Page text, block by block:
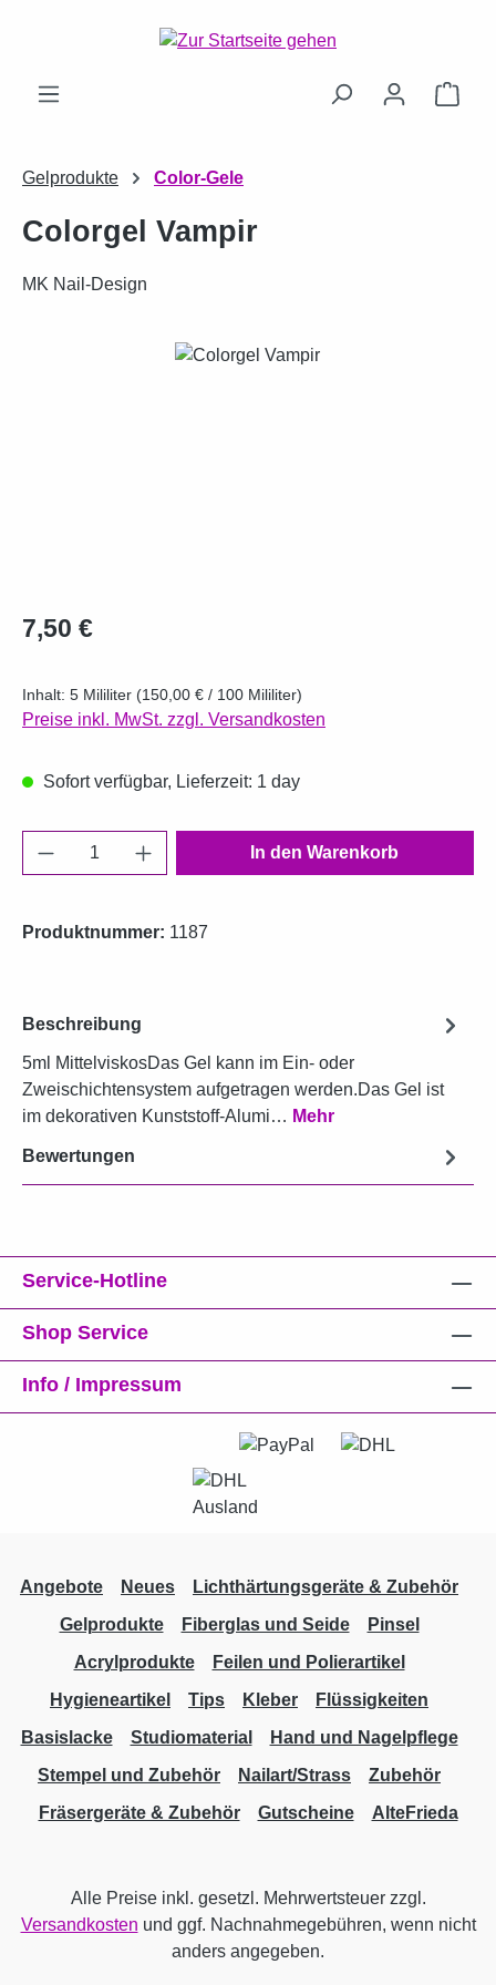
Zum Hauptinhalt springen
Gelprodukte Color-Gele
Colorgel Vampir
MK Nail-Design
Bildergalerie überspringen
Regulärer Preis:
7,50 €
Inhalt: 5 Mililiter (150,00 € / 100 Mililiter)
Preise inkl. MwSt. zzgl. Versandkosten
Sofort verfügbar, Lieferzeit: 1 day
Produkt Anzahl: Gib den gewünschten
In den Warenkorb
Produktnummer: 1187
Beschreibung
5ml MittelviskosDas Gel kann im Ein- oder
Zweischichtensystem aufgetragen werden.Das Gel ist
im dekorativen Kunststoff-Alumi… Mehr
Bewertungen
Service-Hotline
Shop Service
Info / Impressum
Angebote Neues
Lichthärtungsgeräte & Zubehör
Gelprodukte
Fiberglas und Seide
Pinsel
Acrylprodukte
Feilen und Polierartikel
Hygieneartikel
Tips Kleber
Flüssigkeiten
Basislacke
Studiomaterial
Hand und Nagelpflege
Stempel und Zubehör
Nailart/Strass
Zubehör
Fräsergeräte & Zubehör
Gutscheine AlteFrieda
Alle Preise inkl. gesetzl. Mehrwertsteuer zzgl.
Versandkosten und ggf. Nachnahmegebühren, wenn nicht
anders angegeben.